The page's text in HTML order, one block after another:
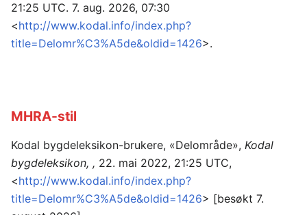
21:25 UTC. 7. aug. 2026, 07:30
<http://www.kodal.info/index.php?
title=Delomr%C3%A5de&oldid=1426>.
MHRA-stil
Kodal bygdeleksikon-brukere, «Delområde», Kodal
bygdeleksikon, , 22. mai 2022, 21:25 UTC,
<http://www.kodal.info/index.php?
title=Delomr%C3%A5de&oldid=1426> [besøkt 7.